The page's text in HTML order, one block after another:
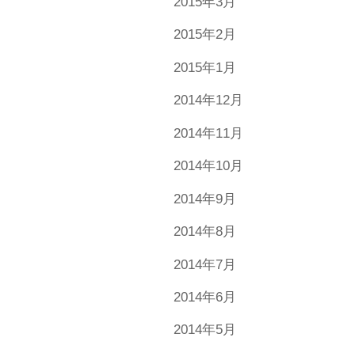
2015年2月
2015年1月
2014年12月
2014年11月
2014年10月
2014年9月
2014年8月
2014年7月
2014年6月
2014年5月